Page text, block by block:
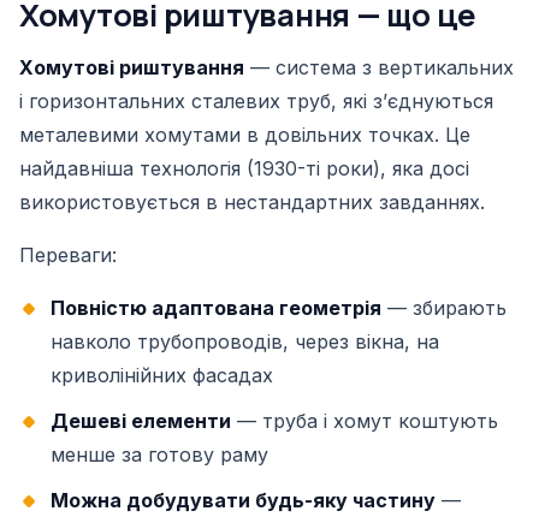
Хомутові риштування — що це
Хомутові риштування — система з вертикальних
і горизонтальних сталевих труб, які зʼєднуються
металевими хомутами в довільних точках. Це
найдавніша технологія (1930-ті роки), яка досі
використовується в нестандартних завданнях.
Переваги:
Повністю адаптована геометрія — збирають
навколо трубопроводів, через вікна, на
криволінійних фасадах
Дешеві елементи — труба і хомут коштують
менше за готову раму
Можна добудувати будь-яку частину —